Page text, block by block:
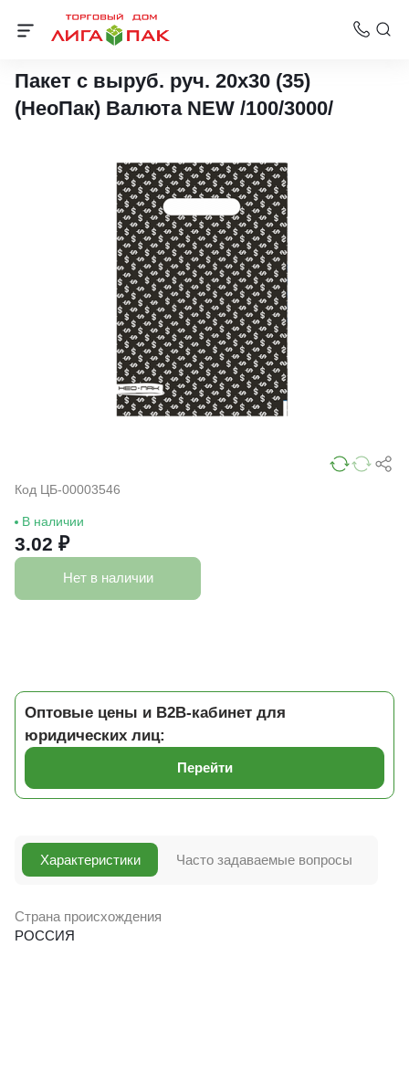
Пакеты с вырубной ручкой Нео-Пак
Пакет с выруб. руч. 20х30 (35)
(НеоПак) Валюта NEW /100/3000/
Код ЦБ-00003546
В наличии
3.02 ₽
Нет в наличии
Оптовые цены и B2B-кабинет для
юридических лиц:
Перейти
Характеристики
Страна происхождения
РОССИЯ
Часто задаваемые вопросы